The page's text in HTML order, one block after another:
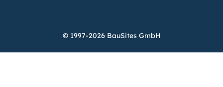
© 1997-2026 BauSites GmbH